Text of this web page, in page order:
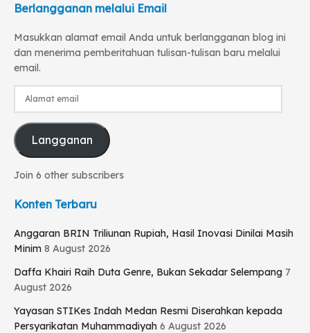
Berlangganan melalui Email
Masukkan alamat email Anda untuk berlangganan blog ini
dan menerima pemberitahuan tulisan-tulisan baru melalui
email.
Alamat
Langganan
Join 6 other subscribers
Konten Terbaru
Anggaran BRIN Triliunan Rupiah, Hasil Inovasi Dinilai Masih
Minim 8 August 2026
Daffa Khairi Raih Duta Genre, Bukan Sekadar Selempang 7
August 2026
Yayasan STIKes Indah Medan Resmi Diserahkan kepada
Persyarikatan Muhammadiyah 6 August 2026